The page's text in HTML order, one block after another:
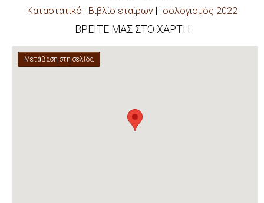
Καταστατικό | Βιβλίο εταίρων| Ισολογισμός 2022
ΒΡΕΙΤΕ ΜΑΣ ΣΤΟ ΧΑΡΤΗ
Μετάβαση στη σελίδα